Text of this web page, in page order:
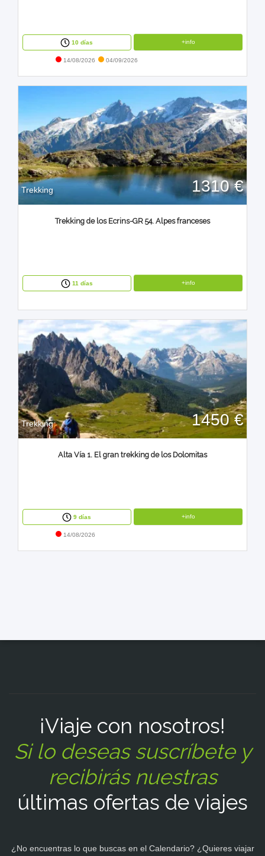
10 días +info
14/08/2026 04/09/2026
Trekking 1310 €
Trekking de los Ecrins-GR 54. Alpes franceses
11 días +info
Trekking 1450 €
Alta Vía 1. El gran trekking de los Dolomitas
9 días +info
14/08/2026
¡Viaje con nosotros!
Si lo deseas suscríbete y
recibirás nuestras
últimas ofertas de viajes
¿No encuentras lo que buscas en el Calendario? ¿Quieres viajar